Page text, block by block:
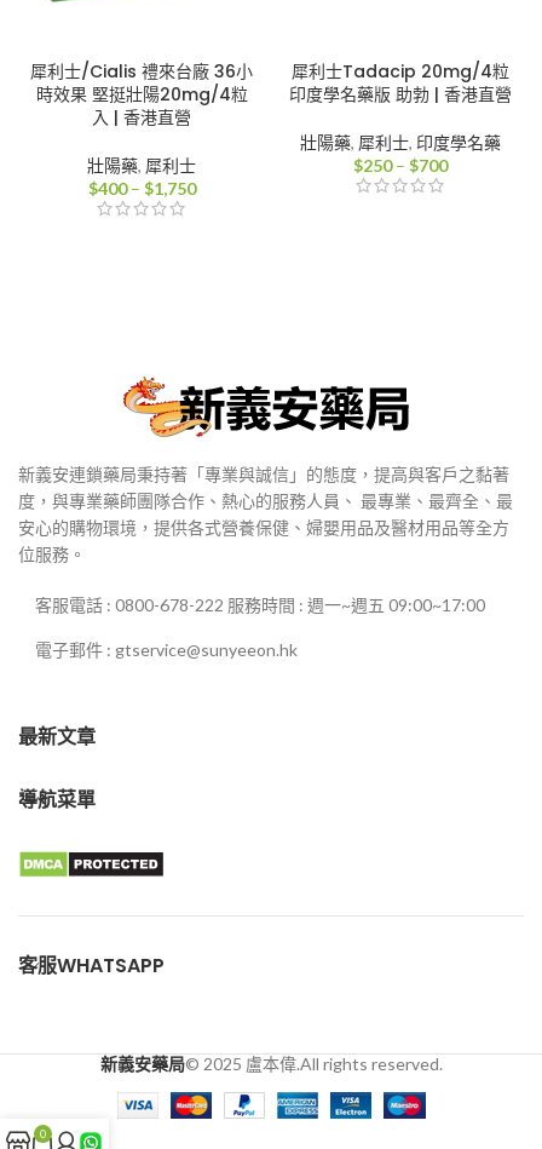
犀利士/Cialis 禮來台廠 36小
時效果 堅挺壯陽20mg/4粒
入 | 香港直營
壯陽藥, 犀利士
$400 – $1,750價
犀利士Tadacip 20mg/4粒
印度學名藥版 助勃 | 香港直營
壯陽藥, 犀利士, 印度學名藥
$250 – $700價
新義安連鎖藥局秉持著「專業與誠信」的態度，提高與客戶之黏著
度，與專業藥師團隊合作、熱心的服務人員、 最專業、最齊全、最
安心的購物環境，提供各式營養保健、婦嬰用品及醫材用品等全方
位服務。
客服電話 : 0800-678-222 服務時間 : 週一~週五 09:00~17:00
電子郵件 : gtservice@sunyeeon.hk
最新文章
導航菜單
客服WHATSAPP
新義安藥局© 2025 盧本偉.All rights reserved.
0